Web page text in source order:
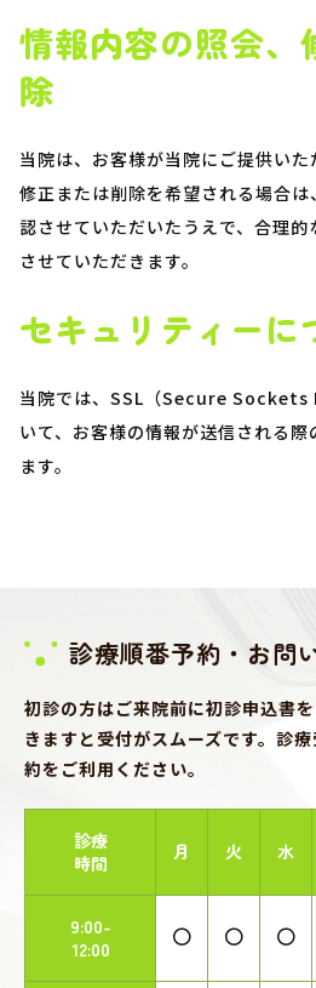
情報内容の照会、
除
当院は、お客様が当院にご提供いた
修正または削除を希望される場合
認させていただいたうえで、合理
させていただきます。
セキュリティーに
当院では、SSL（Secure Sockets
いて、お客様の情報が送信される
ます。
診療順番予約・お問
初診の方はご来院前に初診申込書
きますと受付がスムーズです。診
約をご利用ください。
診療
時間
月 火 水
9:00-
12:00